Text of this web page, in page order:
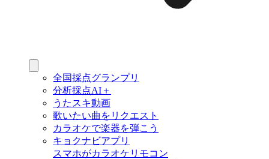
全国採点グランプリ
分析採点AI＋
うたスキ動画
歌いたい曲をリクエスト
カラオケで楽器を弾こう
キョクナビアプリ
スマホがカラオケリモコン